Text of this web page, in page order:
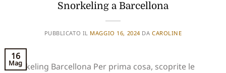
Snorkeling a Barcellona
PUBBLICATO IL MAGGIO 16, 2024 DA CAROLINE
16
Mag
Snorkeling Barcellona Per prima cosa, scoprite le